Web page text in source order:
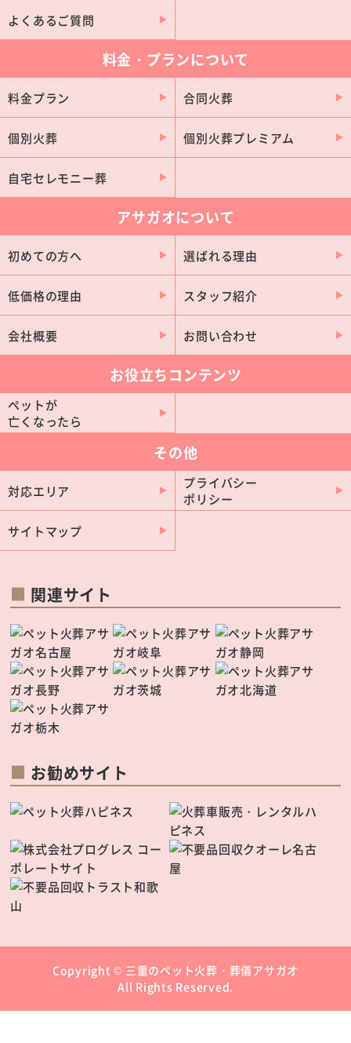
御浜町
木曽岬町
よくあるご質問
料金・プランについて
料金プラン 合同火葬
個別火葬 個別火葬プレミアム
自宅セレモニー葬
アサガオについて
初めての方へ 選ばれる理由
低価格の理由 スタッフ紹介
会社概要 お問い合わせ
お役立ちコンテンツ
ペットが
亡くなったら
その他
対応エリア
プライバシー
ポリシー
サイトマップ
関連サイト
お勧めサイト
Copyright © 三重のペット火葬・葬儀アサガオ
All Rights Reserved.